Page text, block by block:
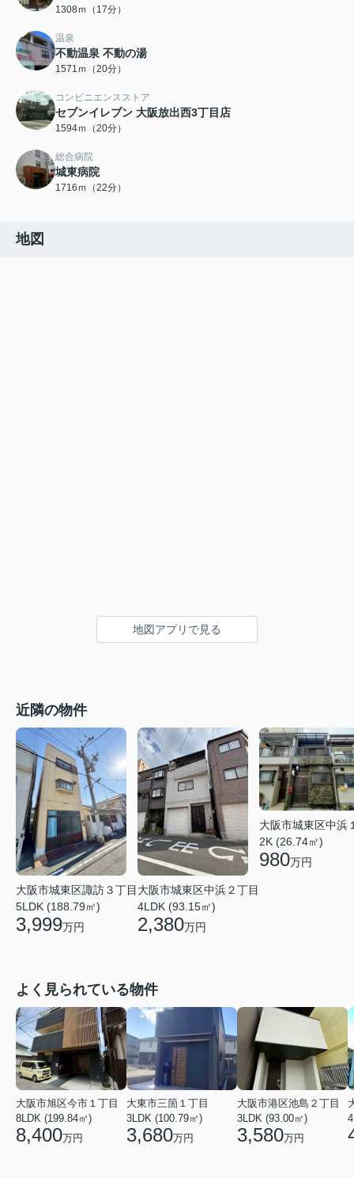
1308ｍ（17分）
温泉
不動温泉 不動の湯
1571ｍ（20分）
コンビニエンスストア
セブンイレブン 大阪放出西3丁目店
1594ｍ（20分）
総合病院
城東病院
1716ｍ（22分）
地図
地図アプリで見る
近隣の物件
大阪市城東区諏訪３丁目
5LDK (188.79㎡)
3,999万円
大阪市城東区中浜２丁目
4LDK (93.15㎡)
2,380万円
大阪市城東区中浜
2K (26.74㎡)
980万円
よく見られている物件
大阪市旭区今市１丁目
8LDK (199.84㎡)
8,400万円
大東市三箇１丁目
3LDK (100.79㎡)
3,680万円
大阪市港区池島２丁目
3LDK (93.00㎡)
3,580万円